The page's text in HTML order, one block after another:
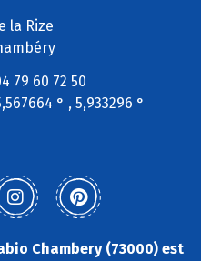
la Rize
79 60 72 50
° , 5,933296 °
Chambery (73000) est